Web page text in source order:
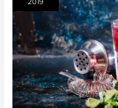
2019